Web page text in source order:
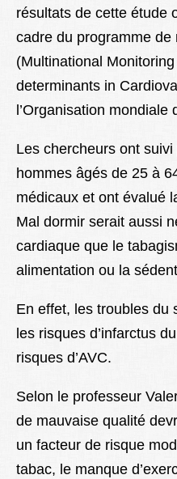
résultats de cette étude
cadre du programme de
(Multinational
determinants in
l’Organisation
Les chercheurs ont
hommes âgés de 25 à
médicaux et ont évalué
Mal dormir serait aussi
cardiaque que le
alimentation ou la
En effet, les troubles du
les risques d’infarctus
risques d’AVC.
Selon le professeur
de mauvaise qualité
un facteur de risque
tabac, le manque